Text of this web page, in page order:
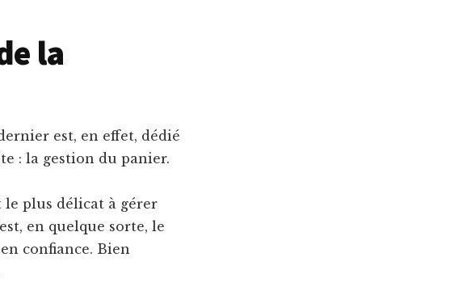
la
est, en effet, dédié
: la gestion du panier.
le plus délicat à gérer
en quelque sorte, le
confiance. Bien